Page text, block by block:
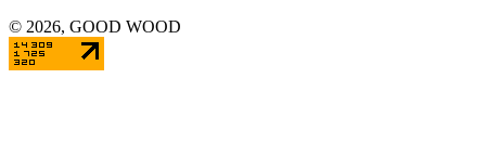
© 2026, GOOD WOOD